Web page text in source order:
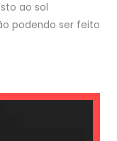
ao sol
podendo ser feito